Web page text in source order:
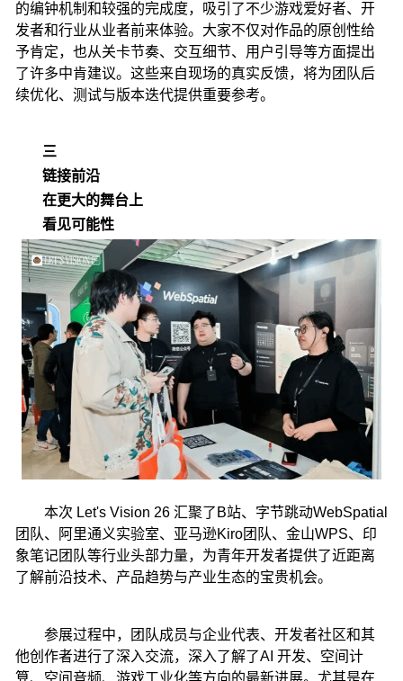
的编钟机制和较强的完成度，吸引了不少游戏爱好者、开
发者和行业从业者前来体验。大家不仅对作品的原创性给
予肯定，也从关卡节奏、交互细节、用户引导等方面提出
了许多中肯建议。这些来自现场的真实反馈，将为团队后
续优化、测试与版本迭代提供重要参考。
三
链接前沿
在更大的舞台上
看见可能性
本次 Let's Vision 26 汇聚了B站、字节跳动WebSpatial
团队、阿里通义实验室、亚马逊Kiro团队、金山WPS、印
象笔记团队等行业头部力量，为青年开发者提供了近距离
了解前沿技术、产品趋势与产业生态的宝贵机会。
参展过程中，团队成员与企业代表、开发者社区和其
他创作者进行了深入交流，深入了解了AI 开发、空间计
算、空间音频、游戏工业化等方向的最新进展。尤其是在